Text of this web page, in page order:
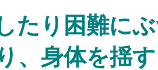
たり困難に
、身体を揺